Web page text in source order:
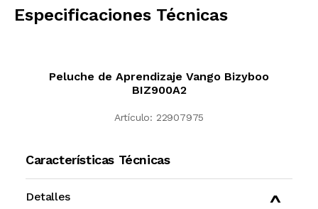
Especificaciones Técnicas
Peluche de Aprendizaje Vango Bizyboo
BIZ900A2
Artículo: 22907975
Características Técnicas
Detalles